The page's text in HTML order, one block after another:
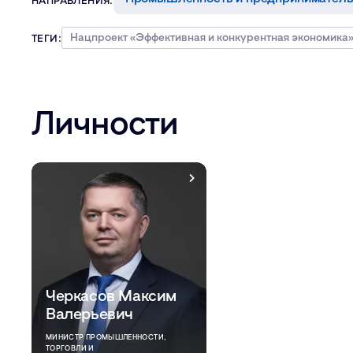
ТЕГИ: Нацпроект «Эффективная и конкурентная экономика»
Личности
Черкасов Максим
Валерьевич
МИНИСТР ПРОМЫШЛЕННОСТИ,
ТОРГОВЛИ И